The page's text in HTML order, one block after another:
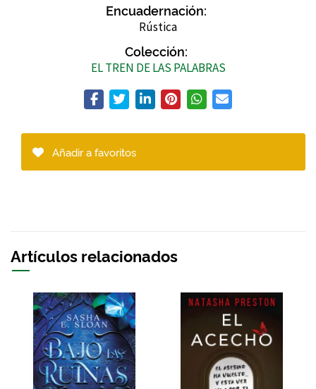
Encuadernación:
Rústica
Colección:
EL TREN DE LAS PALABRAS
Añadir a favoritos
Artículos relacionados